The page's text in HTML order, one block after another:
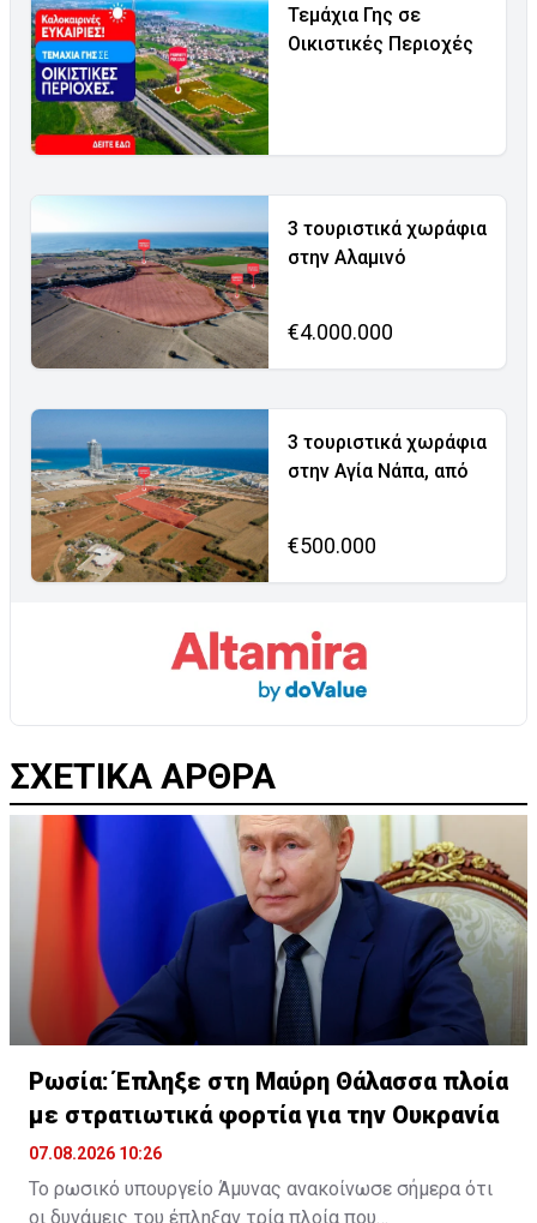
Τεμάχια Γης σε
Οικιστικές Περιοχές
3 τουριστικά χωράφια
στην Αλαμινό
€4.000.000
3 τουριστικά χωράφια
στην Αγία Νάπα, από
€500.000
ΣΧΕΤΙΚΑ ΑΡΘΡΑ
Ρωσία: Έπληξε στη Μαύρη Θάλασσα πλοία
με στρατιωτικά φορτία για την Ουκρανία
07.08.2026 10:26
Το ρωσικό υπουργείο Άμυνας ανακοίνωσε σήμερα ότι
οι δυνάμεις του έπληξαν τρία πλοία που